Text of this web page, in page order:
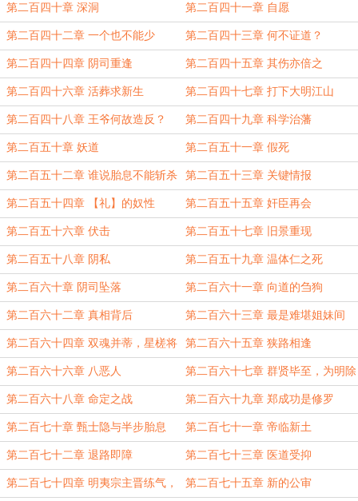
第二百四十章 深洞 第二百四十一章 自愿
第二百四十二章 一个也不能少 第二百四十三章 何不证道？
第二百四十四章 阴司重逢 第二百四十五章 其伤亦倍之
第二百四十六章 活葬求新生 第二百四十七章 打下大明江山
第二百四十八章 王爷何故造反？ 第二百四十九章 科学治藩
第二百五十章 妖道 第二百五十一章 假死
第二百五十二章 谁说胎息不能斩杀
练气？
第二百五十三章 关键情报
第二百五十四章 【礼】的奴性 第二百五十五章 奸臣再会
第二百五十六章 伏击 第二百五十七章 旧景重现
第二百五十八章 阴私 第二百五十九章 温体仁之死
第二百六十章 阴司坠落 第二百六十一章 向道的刍狗
第二百六十二章 真相背后 第二百六十三章 最是难堪姐妹间
第二百六十四章 双魂并蒂，星槎将
行
第二百六十五章 狭路相逢
第二百六十六章 八恶人 第二百六十七章 群贤毕至，为明除
害
第二百六十八章 命定之战 第二百六十九章 郑成功是修罗
第二百七十章 甄士隐与半步胎息 第二百七十一章 帝临新土
第二百七十二章 退路即障 第二百七十三章 医道受抑
第二百七十四章 明夷宗主晋练气， 第二百七十五章 新的公审